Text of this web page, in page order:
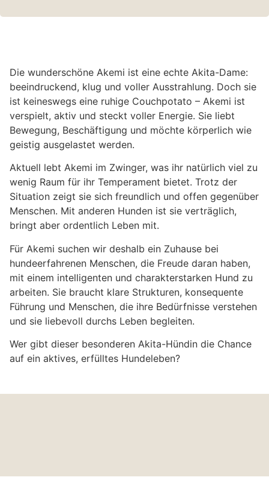
Die wunderschöne Akemi ist eine echte Akita-Dame:
beeindruckend, klug und voller Ausstrahlung. Doch sie
ist keineswegs eine ruhige Couchpotato – Akemi ist
verspielt, aktiv und steckt voller Energie. Sie liebt
Bewegung, Beschäftigung und möchte körperlich wie
geistig ausgelastet werden.
Aktuell lebt Akemi im Zwinger, was ihr natürlich viel zu
wenig Raum für ihr Temperament bietet. Trotz der
Situation zeigt sie sich freundlich und offen gegenüber
Menschen. Mit anderen Hunden ist sie verträglich,
bringt aber ordentlich Leben mit.
Für Akemi suchen wir deshalb ein Zuhause bei
hundeerfahrenen Menschen, die Freude daran haben,
mit einem intelligenten und charakterstarken Hund zu
arbeiten. Sie braucht klare Strukturen, konsequente
Führung und Menschen, die ihre Bedürfnisse verstehen
und sie liebevoll durchs Leben begleiten.
Wer gibt dieser besonderen Akita-Hündin die Chance
auf ein aktives, erfülltes Hundeleben?